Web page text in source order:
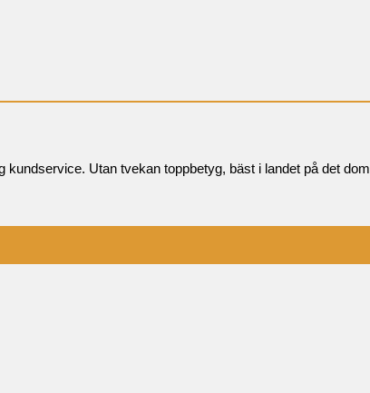
Utan tvekan toppbetyg, bäst i landet på det